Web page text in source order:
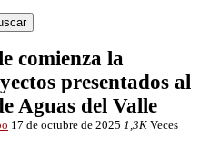
comienza la
presentados al
Aguas del Valle
17 de octubre de 2025 1,3K Veces